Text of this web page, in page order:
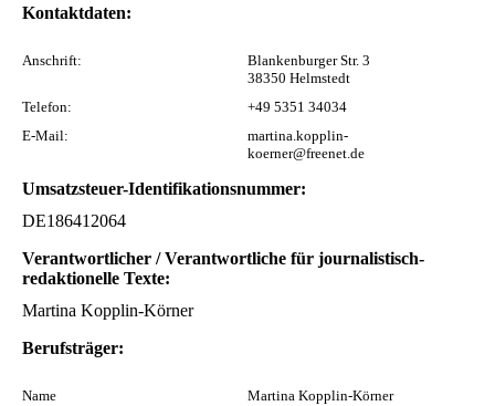
Kontaktdaten:
Anschrift:
Blankenburger Str. 3
38350 Helmstedt
Telefon:
+49 5351 34034
E-Mail:
martina.kopplin-
koerner@freenet.de
Umsatzsteuer-Identifikationsnummer:
DE186412064
Verantwortlicher / Verantwortliche für journalistisch-
redaktionelle Texte:
Martina Kopplin-Körner
Berufsträger:
Name
Martina Kopplin-Körner